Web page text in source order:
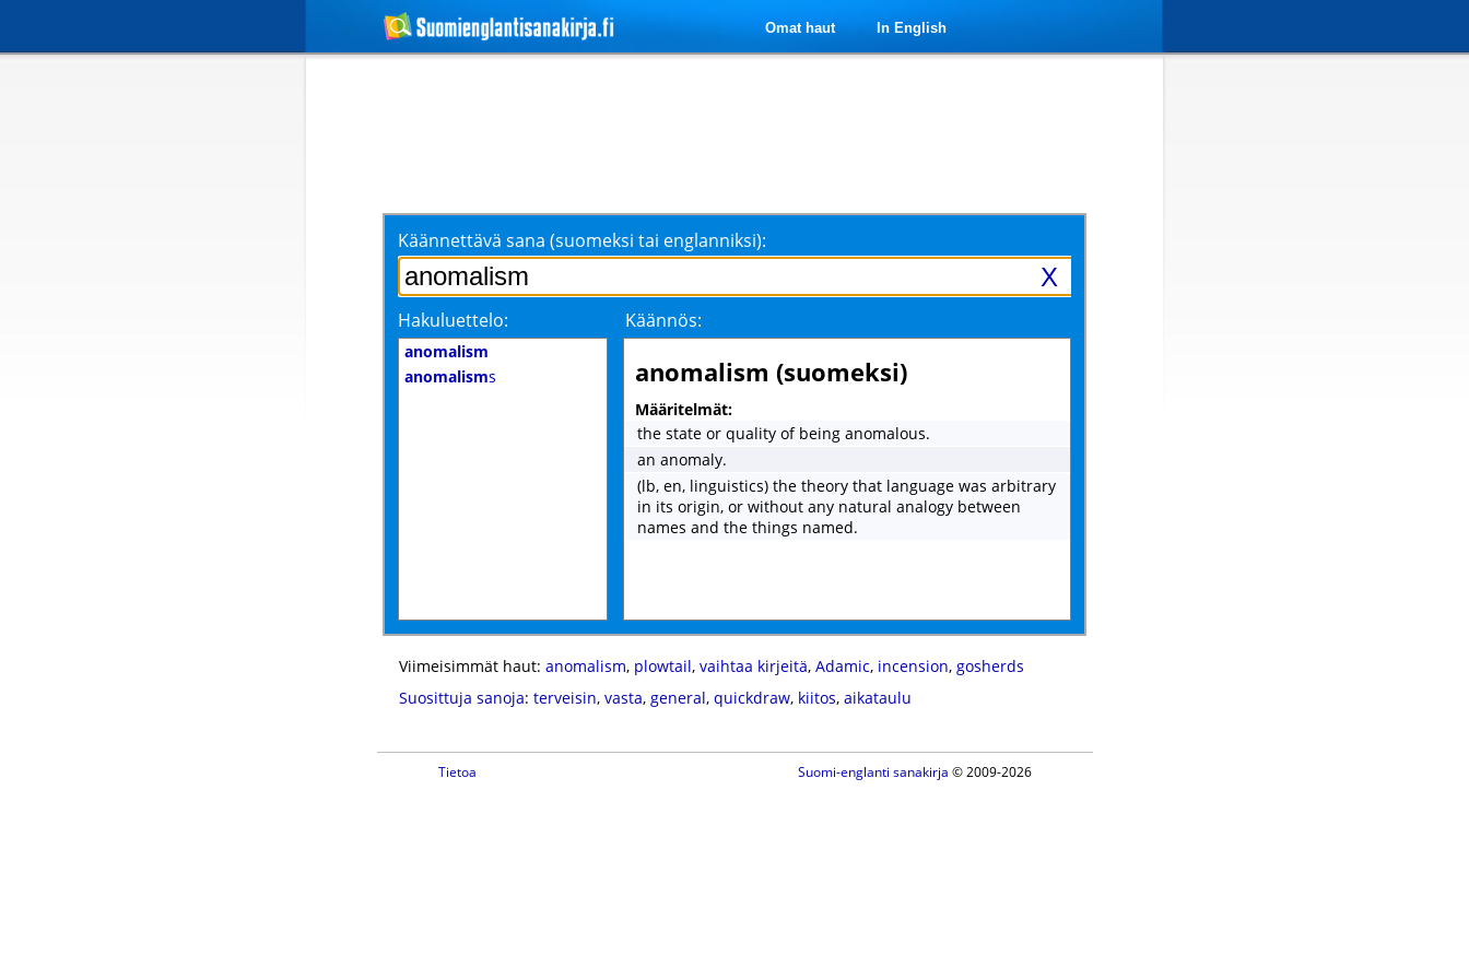
Omat haut In English
Käännettävä sana (suomeksi tai englanniksi):
X
Hakuluettelo: Käännös:
anomalism
anomalisms anomalism (suomeksi)
Määritelmät:
the state or quality of being anomalous.
an anomaly.
(lb, en, linguistics) the theory that language was arbitrary
in its origin, or without any natural analogy between
names and the things named.
Viimeisimmät haut: anomalism, plowtail, vaihtaa kirjeitä, Adamic, incension, gosherds
Suosittuja sanoja: terveisin, vasta, general, quickdraw, kiitos, aikataulu
Tietoa Suomi-englanti sanakirja © 2009-2026